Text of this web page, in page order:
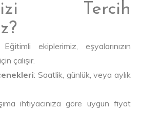
Tercih
ekiplerimiz, eşyalarınızın
çalışır.
: Saatlik, günlük, veya aylık
ihtiyacınıza göre uygun fiyat